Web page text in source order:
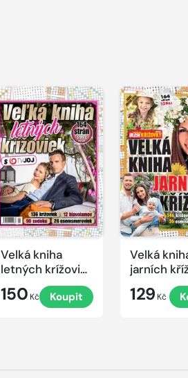
Velká kniha
letných krížoviek
s TV JOJ 2026
150 Kč Koupit
Velká
jarních
129 Kč